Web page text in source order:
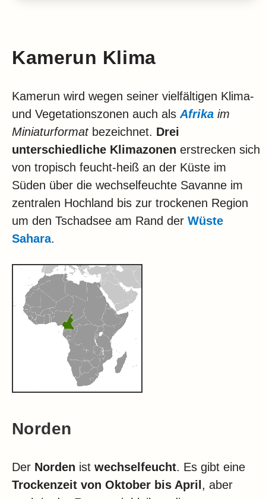
Kamerun Klima
Kamerun wird wegen seiner vielfältigen Klima-
und Vegetationszonen auch als Afrika im
Miniaturformatbezeichnet. Drei
unterschiedliche Klimazonen erstrecken sich
von tropisch feucht-heiß an der Küste im
Süden über die wechselfeuchte Savanne im
zentralen Hochland bis zur trockenen Region
um den Tschadsee am Rand der Wüste
Sahara.
Norden
Der Norden ist wechselfeucht. Es gibt eine
Trockenzeit von Oktober bis April , aber